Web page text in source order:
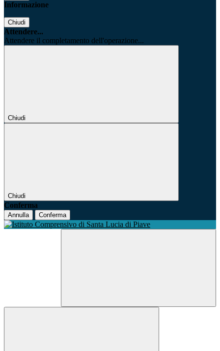
Informazione
Chiudi
Attendere...
Attendere il completamento dell'operazione...
Chiudi
Chiudi
Conferma
Annulla Conferma